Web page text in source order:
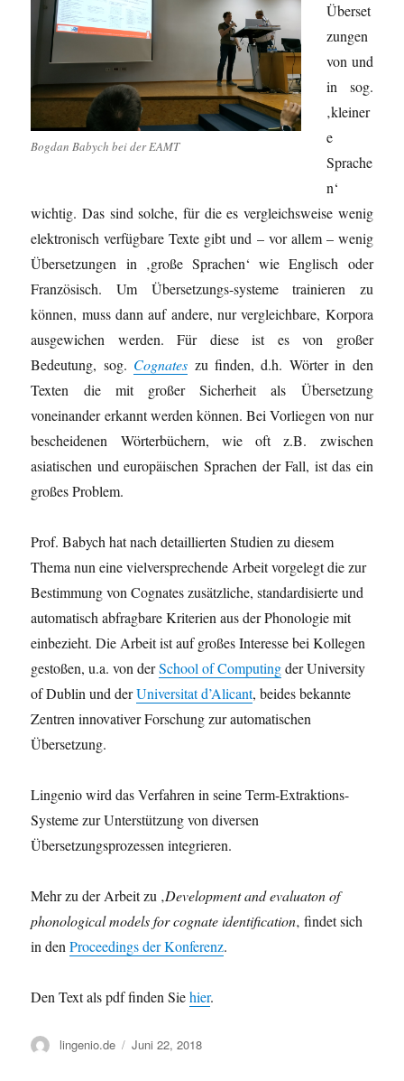
Bogdan Babych bei der EAMT
Überset
zungen
von und
in sog.
‚kleiner
e
Sprache
n‘
wichtig. Das sind solche, für die es vergleichsweise wenig
elektronisch verfügbare Texte gibt und – vor allem – wenig
Übersetzungen in ‚große Sprachen‘ wie Englisch oder
Französisch. Um Übersetzungs-systeme trainieren zu
können, muss dann auf andere, nur vergleichbare, Korpora
ausgewichen werden. Für diese ist es von großer
Bedeutung, sog. Cognates zu finden, d.h. Wörter in den
Texten die mit großer Sicherheit als Übersetzung
voneinander erkannt werden können. Bei Vorliegen von nur
bescheidenen Wörterbüchern, wie oft z.B. zwischen
asiatischen und europäischen Sprachen der Fall, ist das ein
großes Problem.
Prof. Babych hat nach detaillierten Studien zu diesem
Thema nun eine vielversprechende Arbeit vorgelegt die zur
Bestimmung von Cognates zusätzliche, standardisierte und
automatisch abfragbare Kriterien aus der Phonologie mit
einbezieht. Die Arbeit ist auf großes Interesse bei Kollegen
gestoßen, u.a. von derSchool of Computingder University
of Dublin und derUniversitat d’Alicant, beides bekannte
Zentren innovativer Forschung zur automatischen
Übersetzung.
Lingenio wird das Verfahren in seine Term-Extraktions-
Systeme zur Unterstützung von diversen
Übersetzungsprozessen integrieren.
Mehr zu der Arbeit zu ‚Development and evaluaton of
phonological models for cognate identification‚ findet sich
in denProceedings der Konferenz.
Den Text als pdf finden Siehier.
Autor
lingenio.de
Veröffentlicht
Juni 22, 2018